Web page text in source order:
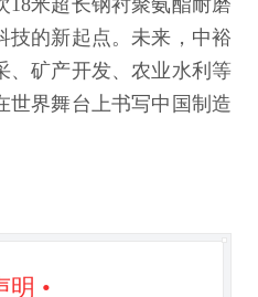
18米超长钢衬聚氨酯耐磨
技的新起点。未来，中裕
、矿产开发、农业水利等
世界舞台上书写中国制造
明 •